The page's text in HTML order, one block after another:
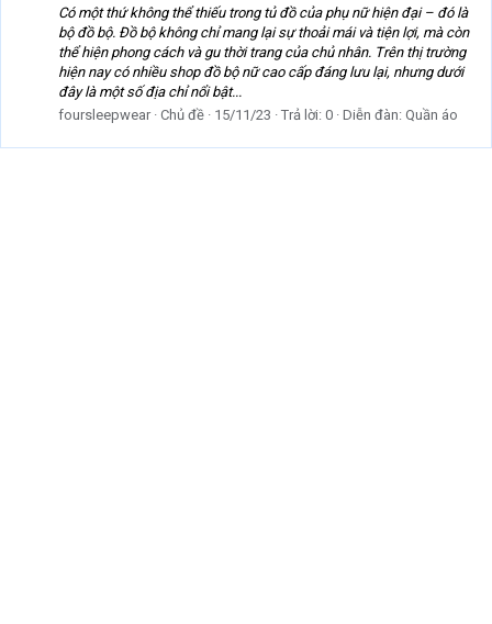
Có một thứ không thể thiếu trong tủ đồ của phụ nữ hiện đại – đó là
bộ đồ bộ. Đồ bộ không chỉ mang lại sự thoải mái và tiện lợi, mà còn
thể hiện phong cách và gu thời trang của chủ nhân. Trên thị trường
hiện nay có nhiều shop đồ bộ nữ cao cấp đáng lưu lại, nhưng dưới
đây là một số địa chỉ nổi bật...
foursleepwear Chủ đề 15/11/23 Trả lời: 0 Diễn đàn: Quần áo